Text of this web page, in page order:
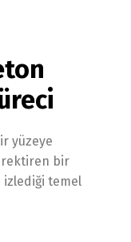
yüzeye
bir
temel